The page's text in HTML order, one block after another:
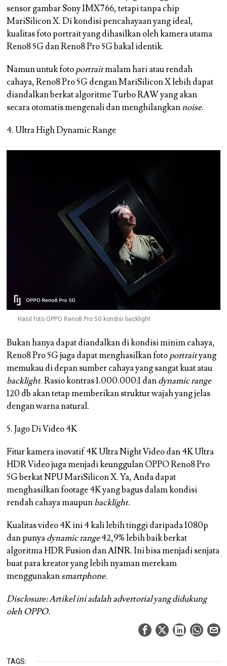
sensor gambar Sony IMX766, tetapi tanpa chip
MariSilicon X. Di kondisi pencahayaan yang ideal,
kualitas foto portrait yang dihasilkan oleh kamera utama
Reno8 5G dan Reno8 Pro 5G bakal identik.
Namun untuk fotoportraitmalam hari atau rendah
cahaya, Reno8 Pro 5G dengan MariSilicon X lebih dapat
diandalkan berkat algoritme Turbo RAW yang akan
secara otomatis mengenali dan menghilangkannoise.
4. Ultra High Dynamic Range
Hasil foto OPPO Reno8 Pro 5G kondisi backlight
Bukan hanya dapat diandalkan di kondisi minim cahaya,
Reno8 Pro 5G juga dapat menghasilkan fotoportraityang
memukau di depan sumber cahaya yang sangat kuat atau
backlight. Rasio kontras 1.000.000:1 dandynamic range
120 db akan tetap memberikan struktur wajah yang jelas
dengan warna natural.
5. Jago Di Video 4K
Fitur kamera inovatif 4K Ultra Night Video dan 4K Ultra
HDR Video juga menjadi keunggulan OPPO Reno8 Pro
5G berkat NPU MariSilicon X. Ya, Anda dapat
menghasilkan footage 4K yang bagus dalam kondisi
rendah cahaya maupunbacklight.
Kualitas video 4K ini 4 kali lebih tinggi daripada 1080p
dan punyadynamic range42,9% lebih baik berkat
algoritma HDR Fusion dan AINR. Ini bisa menjadi senjata
buat para kreator yang lebih nyaman merekam
menggunakansmartphone.
Disclosure: Artikel ini adalah advertorial yang didukung
oleh OPPO.
TAGS: